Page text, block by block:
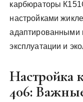
карбюраторы
настройками
адаптированными
эксплуатации и
Настройка
406: